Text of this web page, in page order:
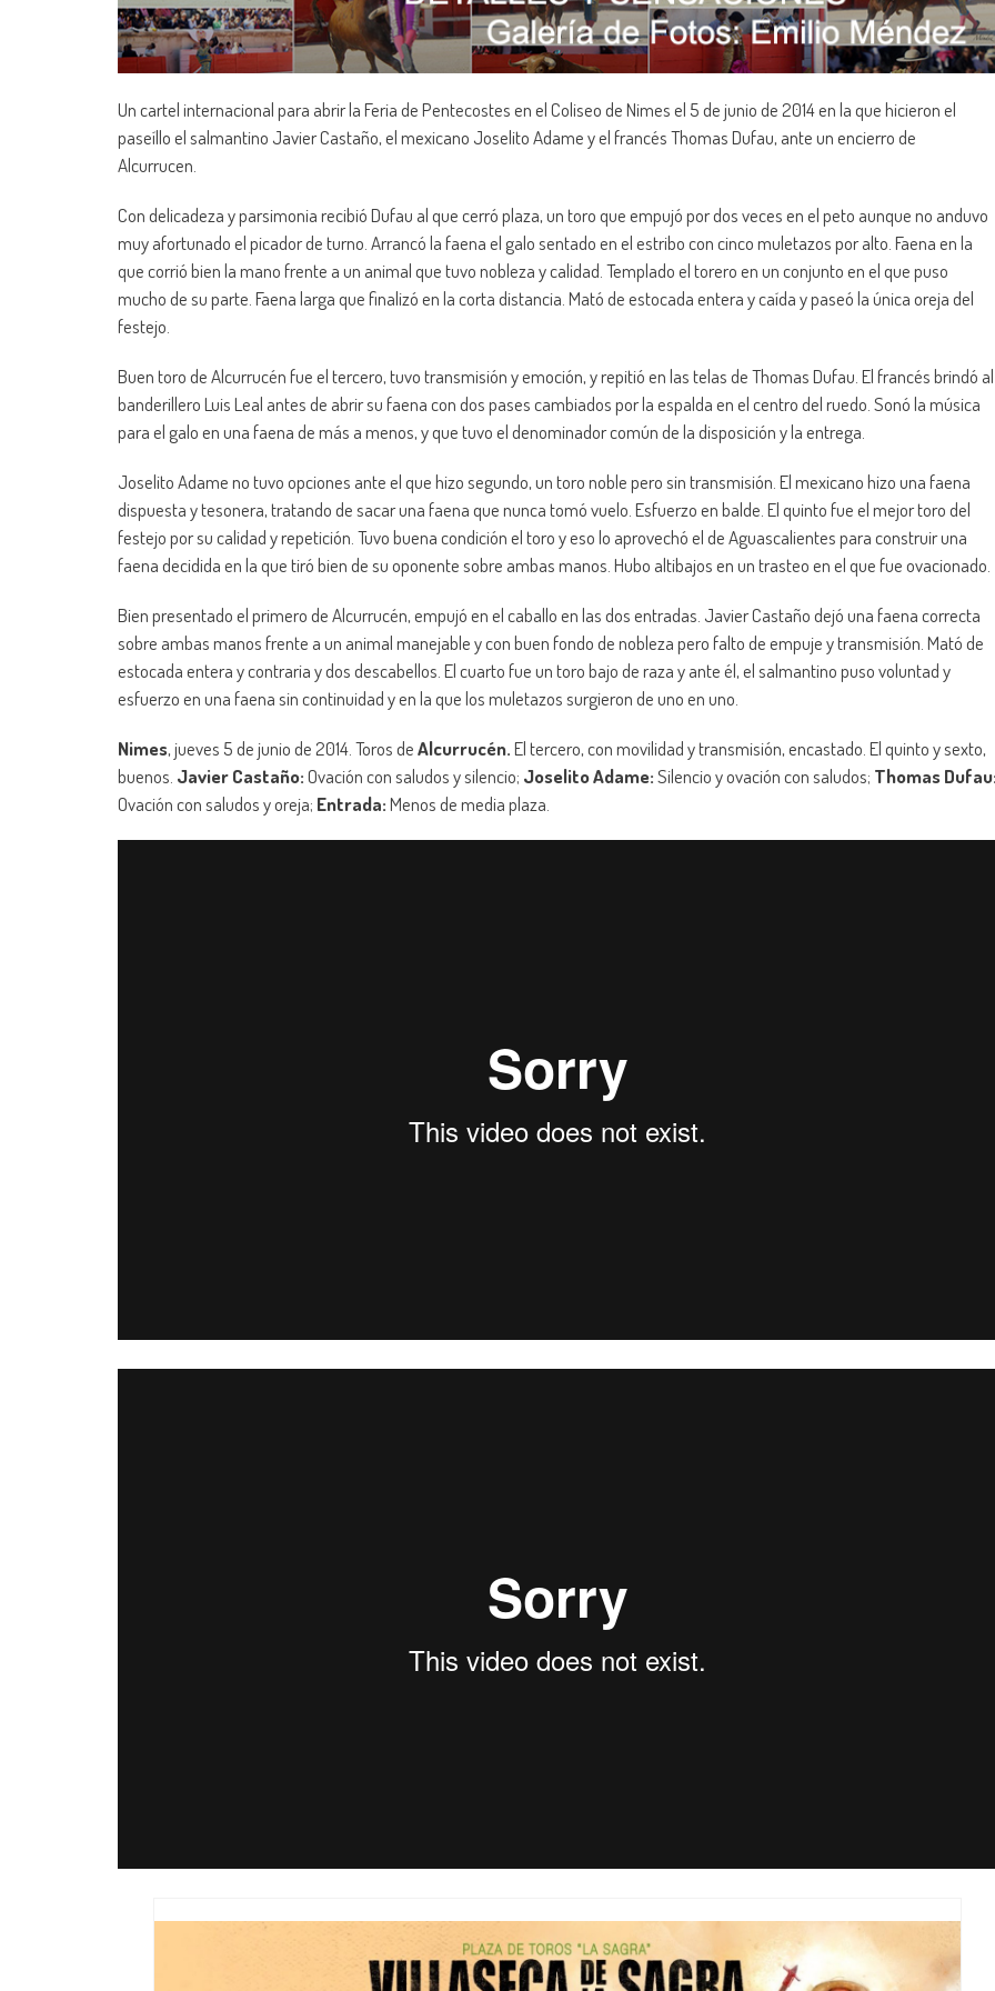
Un cartel internacional para abrir la Feria de Pentecostes en el Coliseo de Nimes el 5 de junio de 2014 en la que hicieron el
paseíllo el salmantino Javier Castaño, el mexicano Joselito Adame y el francés Thomas Dufau, ante un encierro de
Alcurrucen.
Con delicadeza y parsimonia recibió Dufau al que cerró plaza, un toro que empujó por dos veces en el peto aunque no anduvo
muy afortunado el picador de turno. Arrancó la faena el galo sentado en el estribo con cinco muletazos por alto. Faena en la
que corrió bien la mano frente a un animal que tuvo nobleza y calidad. Templado el torero en un conjunto en el que puso
mucho de su parte. Faena larga que finalizó en la corta distancia. Mató de estocada entera y caída y paseó la única oreja del
festejo.
Buen toro de Alcurrucén fue el tercero, tuvo transmisión y emoción, y repitió en las telas de Thomas Dufau. El francés brindó al
banderillero Luis Leal antes de abrir su faena con dos pases cambiados por la espalda en el centro del ruedo. Sonó la música
para el galo en una faena de más a menos, y que tuvo el denominador común de la disposición y la entrega.
Joselito Adame no tuvo opciones ante el que hizo segundo, un toro noble pero sin transmisión. El mexicano hizo una faena
dispuesta y tesonera, tratando de sacar una faena que nunca tomó vuelo. Esfuerzo en balde. El quinto fue el mejor toro del
festejo por su calidad y repetición. Tuvo buena condición el toro y eso lo aprovechó el de Aguascalientes para construir una
faena decidida en la que tiró bien de su oponente sobre ambas manos. Hubo altibajos en un trasteo en el que fue ovacionado.
Bien presentado el primero de Alcurrucén, empujó en el caballo en las dos entradas. Javier Castaño dejó una faena correcta
sobre ambas manos frente a un animal manejable y con buen fondo de nobleza pero falto de empuje y transmisión. Mató de
estocada entera y contraria y dos descabellos. El cuarto fue un toro bajo de raza y ante él, el salmantino puso voluntad y
esfuerzo en una faena sin continuidad y en la que los muletazos surgieron de uno en uno.
Nimes, jueves 5 de junio de 2014. Toros deAlcurrucén.El tercero, con movilidad y transmisión, encastado. El quinto y sexto,
buenos. Javier Castaño:Ovación con saludos y silencio; Joselito Adame:Silencio y ovación con saludos; Thomas
Ovación con saludos y oreja; Entrada:Menos de media plaza.